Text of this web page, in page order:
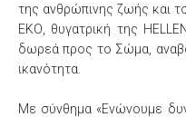
της ανθρώπινης ζωής και
ΕΚΟ, θυγατρική της
δωρεά προς το Σώμα,
ικανότητα.
Με σύνθημα «Ενώνουμε